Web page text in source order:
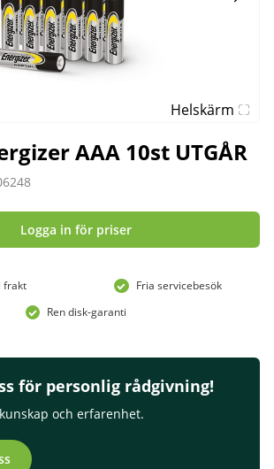
Helskärm
AAA 10st UTGÅR
Logga in för priser
frakt
Fria servicebesök
Ren disk-garanti
för personlig rådgivning!
och erfarenhet.